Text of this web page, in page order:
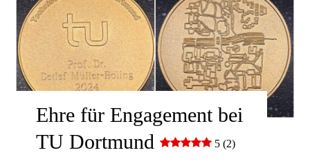
Ehre für Engagement bei
TU Dortmund
5 (2)